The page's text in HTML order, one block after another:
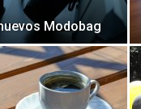
Modobag